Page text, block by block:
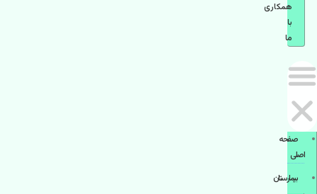
همكاری
با
ما
صفحه
اصلی
بيمارستان